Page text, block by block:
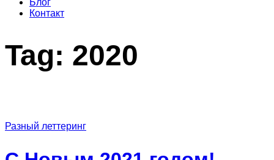
Блог
Контакт
Tag: 2020
Разный леттеринг